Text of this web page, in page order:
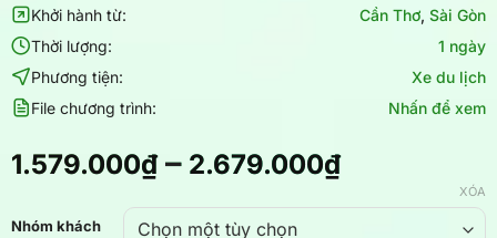
Khởi hành từ:
Cần Thơ,Sài Gòn
Thời lượng:
1 ngày
Phương tiện:
Xe du lịch
File chương trình:
Nhấn để xem
1.579.000₫– 2.679.000₫
Nhóm khách
XÓA